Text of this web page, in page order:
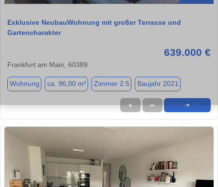
Exklusive NeubauWohnung mit großer Terrasse und
Gartencharakter
639.000 €
Frankfurt am Main, 60389
Wohnung ca. 96,00 m² Zimmer 2.5 Baujahr 2021
★ ➦ ➜